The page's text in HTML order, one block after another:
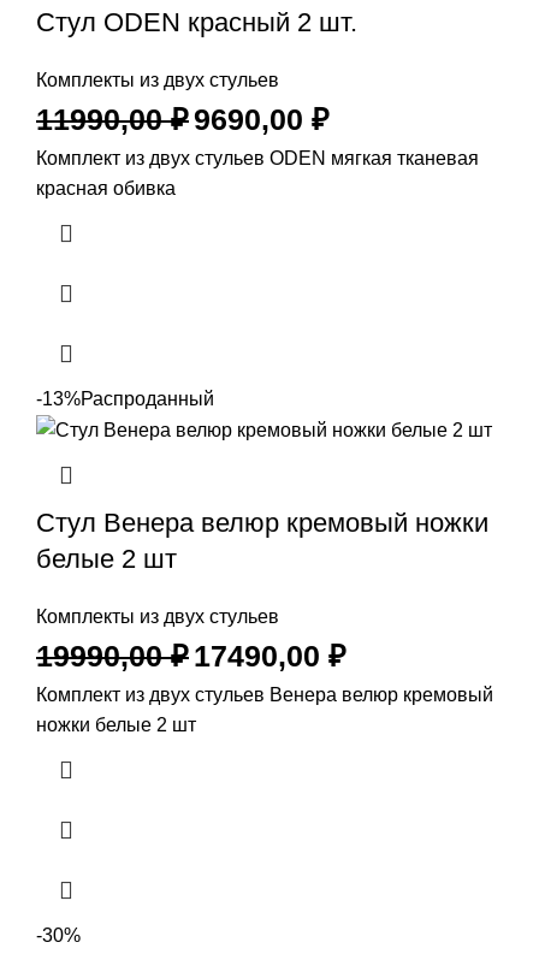
Стул ODEN красный 2 шт.
Комплекты из двух стульев
11990,00₽9690,00 ₽
Комплект из двух стульев ODEN мягкая тканевая
красная обивка
-13%Распроданный
Стул Венера велюр кремовый ножки
белые 2 шт
Комплекты из двух стульев
19990,00₽17490,00 ₽
Комплект из двух стульев Венера велюр кремовый
ножки белые 2 шт
-30%